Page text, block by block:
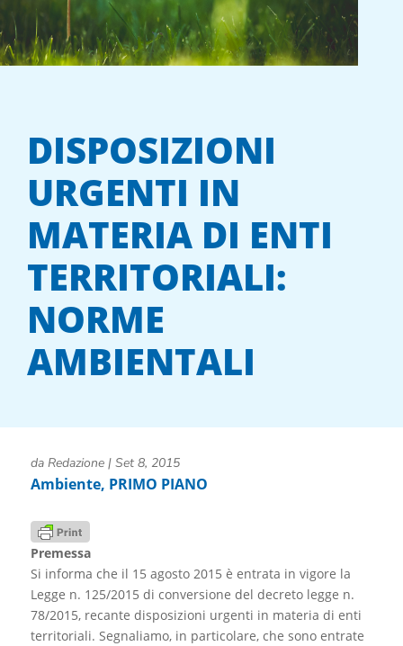
DISPOSIZIONI
URGENTI IN
MATERIA DI ENTI
TERRITORIALI:
NORME
AMBIENTALI
da Redazione| Set 8, 2015
Ambiente, PRIMO PIANO
Premessa
Si informa che il 15 agosto 2015 è entrata in vigore la
Legge n. 125/2015 di conversione del decreto legge n.
78/2015, recante disposizioni urgenti in materia di enti
territoriali. Segnaliamo, in particolare, che sono entrate